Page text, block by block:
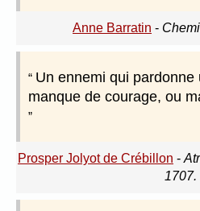
Anne Barratin -
Un ennemi qui pardonne
manque de courage, ou
Prosper Jolyot de Crébillon -
1707.